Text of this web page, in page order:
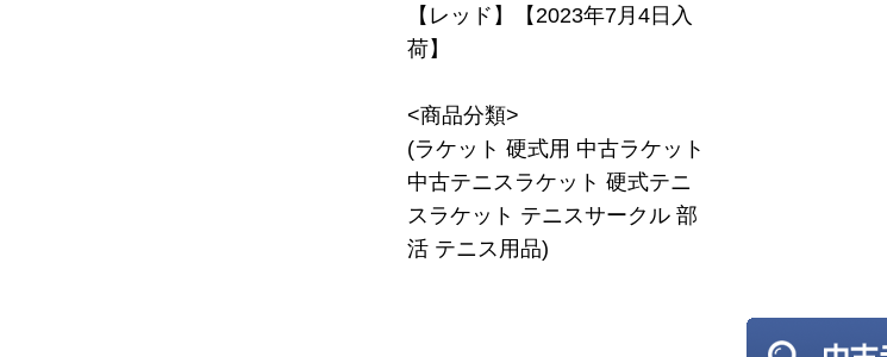
【レッド】【2023年7月4日入
荷】
<商品分類>
(ラケット 硬式用 中古ラケット
中古テニスラケット 硬式テニ
スラケット テニスサークル 部
活 テニス用品)